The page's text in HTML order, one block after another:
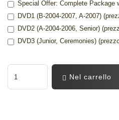
Special Offer: Complete Package
DVD1 (B-2004-2007, A-2007)
DVD2 (A-2004-2006, Senior)
DVD3 (Junior, Ceremonies)
Nel carrello